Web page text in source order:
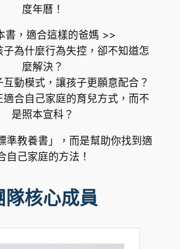
度年曆！
書，適合這樣的爸媽 >>
子為什麼行為失控，卻不知道怎
麼解決？
動模式，讓孩子更願意配合？
適合自己家庭的育兒方式，而不
是照本宣科？
準教養書」，而是幫助你找到適
自己家庭的方法！
隊核心成員